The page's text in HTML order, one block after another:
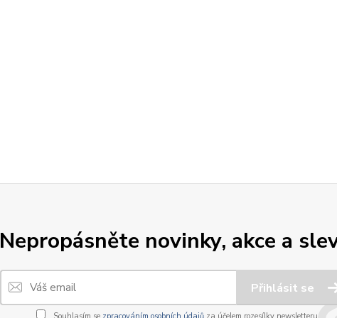
Nepropásněte novinky, akce a
Přihlásit se